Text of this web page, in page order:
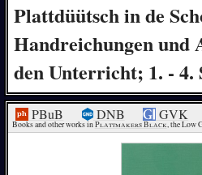
Plattdüütsch in de
Handreichungen und
den Unterricht; 1. - 4.
PBuB DNB GVK
Books and other works in Plattmakers Black, the Low